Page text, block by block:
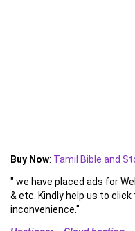
Buy Now: Tamil Bible and
" we have placed ads for
& etc. Kindly help us to
inconvenience."